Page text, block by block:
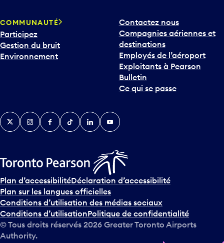
COMMUNAUTÉ
Participez
Gestion du bruit
Environnement
Contactez nous
Compagnies aériennes et
destinations
Employés de l’aéroport
Exploitants à Pearson
Bulletin
Ce qui se passe
TwitterInstagramFacebook
TikTokLinkedInYouTube
Plan d’accessibilitéDéclaration d’accessibilité
Plan sur les langues officielles
Conditions d’utilisation des médias sociaux
Conditions d’utilisationPolitique de confidentialité
© Tous droits réservés 2026 Greater Toronto Airports
Authority.